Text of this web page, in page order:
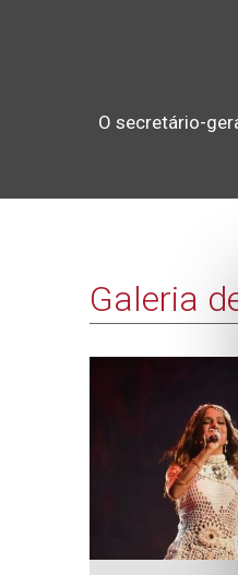
O secretário-
Galeria